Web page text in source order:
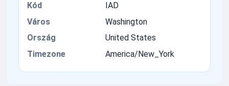
Kód
IAD
Város
Washington
Ország
United States
Timezone
America/New_York